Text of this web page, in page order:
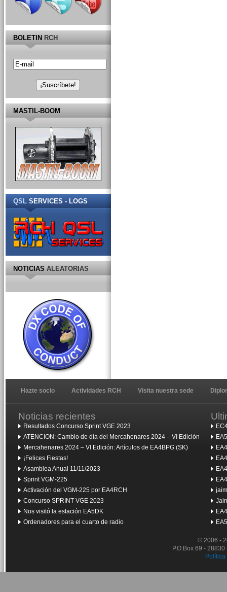
BOLETIN RCH
MASTIL-BOOM
QSLSERVICES - LOGS
NOTICIASALEATORIAS
Hazte socio Actividades RCH Visita nuestra sede
Noticias recientes
Resultados Concurso Sprint VGE 2023
ATENCION: Cambio de día del Mercahenares 2024 – VI Edición
Mercahenares 2024 – VI Edición: Artículos de EA4BPG (SK)
¡Felices Fiestas!
Asamblea Anual 11/11/2023
Sprint VGM-225
Activación del VGM-225 por EA4RCH
Concurso SPRINT VGE 2023
Nos visitó la estación EA5DK
Ordenadores para el cuarto de radio
© 2006 -
P.O.Box 69 -